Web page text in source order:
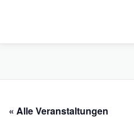
VERLEIH, TOUREN UND SUP
« Alle Veranstaltungen